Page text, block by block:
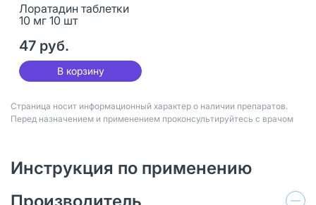
Лоратадин таблетки
10 мг 10 шт
47 руб.
В корзину
Страница носит информационный характер о наличии препаратов.
Перед назначением и применением проконсультируйтесь с врачом
Инструкция по применению
Производитель